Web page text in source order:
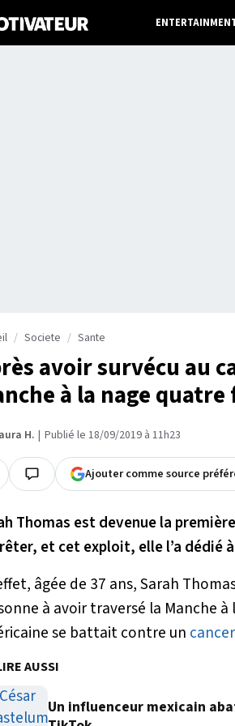
Societe Sante
avoir survécu au
à la nage
H. Publié le 18/09/2019 à 11h23
Ajouter comme source
Thomas est devenue la
et cet exploit, elle l’a dédié
âgée de 37 ans, Sarah
à avoir traversé la Manche
se battait contre un
AUSSI
Un influenceur mexicain